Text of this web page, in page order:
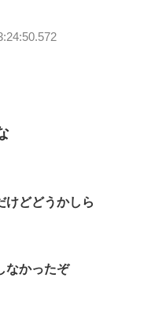
けどどうかしら
なかったぞ